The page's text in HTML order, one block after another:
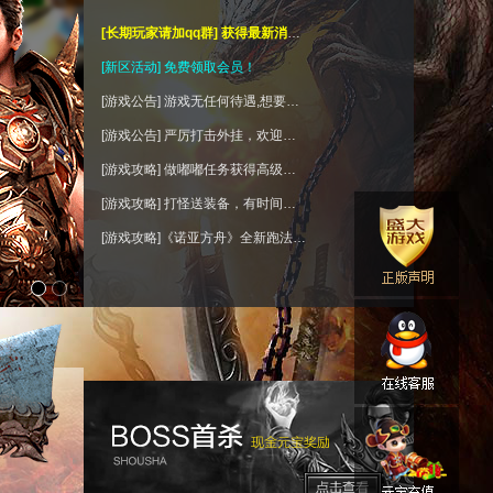
• •
[长期玩家请加qq群] 获得最新消息！
[新区活动] 免费领取会员！
[游戏公告] 游戏无任何待遇,想要待遇朋友请进来看看！
[游戏公告] 严厉打击外挂，欢迎举报外挂，让外挂无处遁形。
[游戏攻略] 做嘟嘟任务获得高级奖励！
[游戏攻略] 打怪送装备，有时间屌丝逆袭高富帅！
[游戏攻略]《诺亚方舟》全新跑法图解！